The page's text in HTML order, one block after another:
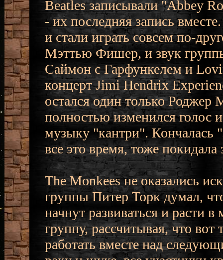
Beatles записывали "Abbey
- их последняя запись
и стали играть совсем по-
Мэттью Фишер, и звук
Саймон с Гарфункелем и
концерт Jimi Hendrix
остался один только
полностью изменился голос
музыку "кантри". Кончалась
все это время, тоже покидала
The Monkees не оказались
группы Питер Торк думал,
начнут развиваться и расти
группу, рассчитывая, что вот
работать вместе над